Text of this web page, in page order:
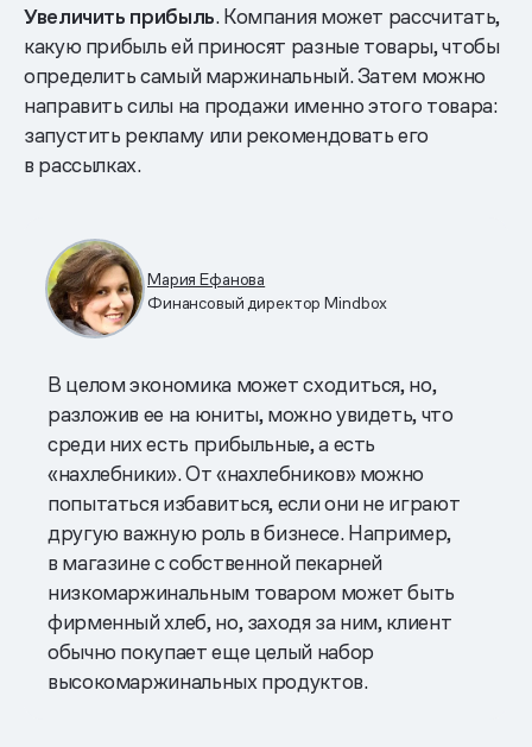
Увеличить прибыль. Компания может рассчитать,
какую прибыль ей приносят разные товары, чтобы
определить самый маржинальный. Затем можно
направить силы на продажи именно этого товара:
запустить рекламу или рекомендовать его
в рассылках.
Мария Ефанова
Финансовый директор Mindbox
В целом экономика может сходиться, но,
разложив ее на юниты, можно увидеть, что
среди них есть прибыльные, а есть
«нахлебники». От «нахлебников» можно
попытаться избавиться, если они не играют
другую важную роль в бизнесе. Например,
в магазине с собственной пекарней
низкомаржинальным товаром может быть
фирменный хлеб, но, заходя за ним, клиент
обычно покупает еще целый набор
высокомаржинальных продуктов.